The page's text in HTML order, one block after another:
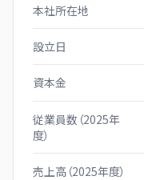
本社所在地
設立日
資本金
従業員数（2025年
度）
売上高（2025年度）